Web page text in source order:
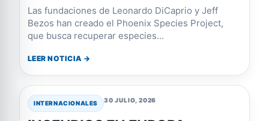
Las fundaciones de Leonardo DiCaprio y Jeff
Bezos han creado el Phoenix Species Project,
que busca recuperar especies...
LEER NOTICIA →
INTERNACIONALES 30 JULIO, 2026